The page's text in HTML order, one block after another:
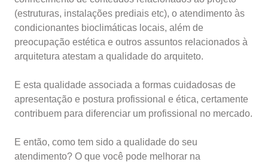
(estruturas, instalações prediais etc), o atendimento às
condicionantes bioclimáticas locais, além de
preocupação estética e outros assuntos relacionados à
arquitetura atestam a qualidade do arquiteto.
E esta qualidade associada a formas cuidadosas de
apresentação e postura profissional e ética, certamente
contribuem para diferenciar um profissional no mercado.
E então, como tem sido a qualidade do seu
atendimento? O que você pode melhorar na